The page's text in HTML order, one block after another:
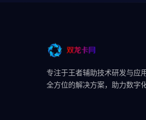
专注于王者辅助技术研发与应
全方位的解决方案，助力数字